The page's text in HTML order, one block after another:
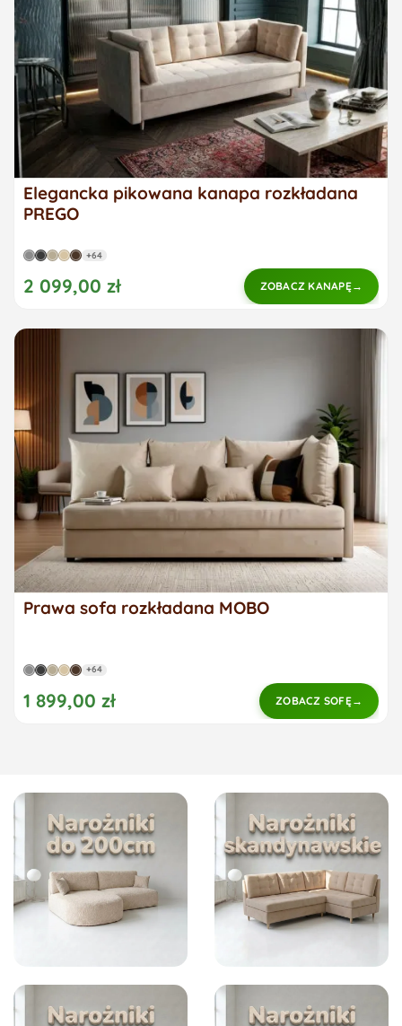
Elegancka pikowana kanapa rozkładana
PREGO
+64
2 099,00 zł ZOBACZ KANAPĘ
Prawa sofa rozkładana MOBO
+64
1 899,00 zł ZOBACZ SOFĘ